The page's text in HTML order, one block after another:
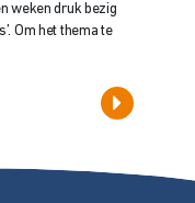
weken druk bezig
Om het thema te